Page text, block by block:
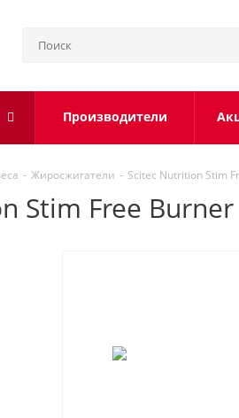
Производители
- Жиросжигатели - Scitec Nutrition Stim
Stim Free Burner